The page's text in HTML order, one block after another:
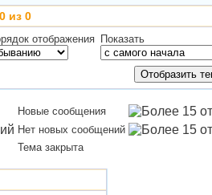
из 0
отображения Показать
Новые сообщения
Нет новых сообщений
Тема закрыта